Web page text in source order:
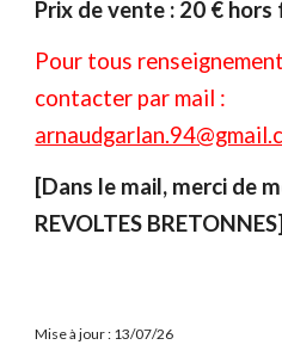
Prix de vente : 20 €
Pour tous
contacter par mail :
[Dans le mail, merci de
REVOLTES BRETONNES]
Mise à jour : 13/07/26